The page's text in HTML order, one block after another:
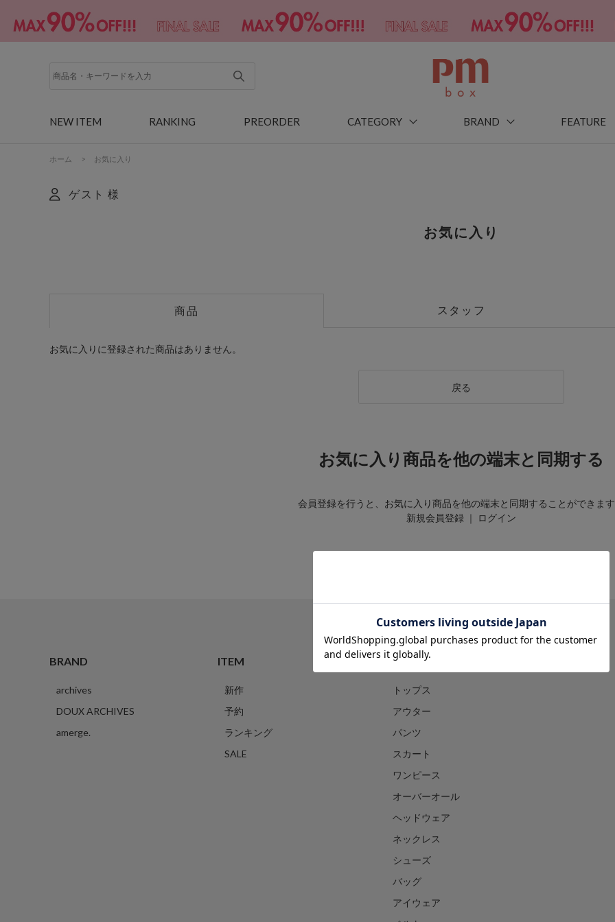
NEW ITEM RANKING PREORDER CATEGORY BRAND FEATURE
ホーム > お気に入り
ゲスト 様
お気に入り
商品 スタッフ
お気に入りに登録された商品はありません。
戻る
お気に入り商品を他の端末と同期する
会員登録を行うと、お気に入り商品を他の端末と同期することができます
新規会員登録 ｜ ログイン
BRAND
archives
DOUX ARCHIVES
amerge.
ITEM
新作
予約
ランキング
SALE
CATEGORY
トップス
アウター
パンツ
スカート
ワンピース
オーバーオール
ヘッドウェア
ネックレス
シューズ
バッグ
アイウェア